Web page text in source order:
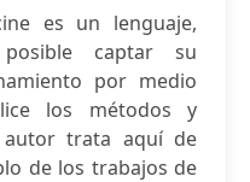
es un lenguaje,
captar su
por medio
los métodos y
autor trata aquí de
de los trabajos de